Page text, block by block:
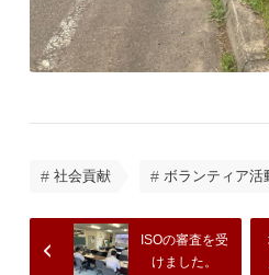
社会貢献 ボランティア活
ISOの審査を受
けました。